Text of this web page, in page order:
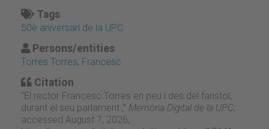
Tags
50è aniversari de la UPC
Persons/entities
Torres Torres, Francesc
Citation
“El rector Francesc Torres en peu i des del faristol,
durant el seu parlament.,” Memòria Digital de la UPC,
accessed August 7, 2026,